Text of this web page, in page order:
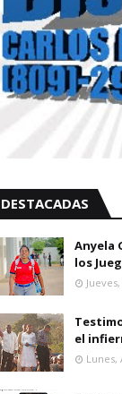
DESTACADAS
Anyela
los
el
Lunes,